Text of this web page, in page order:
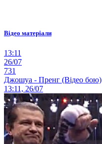
Відео матеріали
13:11
26/07
731
Джошуа - Пренг (Відео бою)
13:11, 26/07